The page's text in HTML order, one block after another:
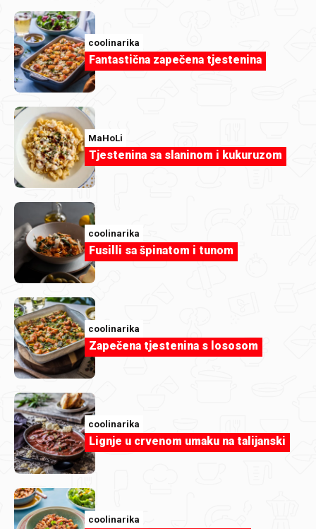
deluxlux
Prva/posljednja
Aurora Gudlin
1000060494.jpg
coolinarika
Fantastična zapečena tjestenina
MaHoLi
Tjestenina sa slaninom i kukuruzom
coolinarika
Fusilli sa špinatom i tunom
coolinarika
Zapečena tjestenina s lososom
coolinarika
Lignje u crvenom umaku na talijanski
coolinarika